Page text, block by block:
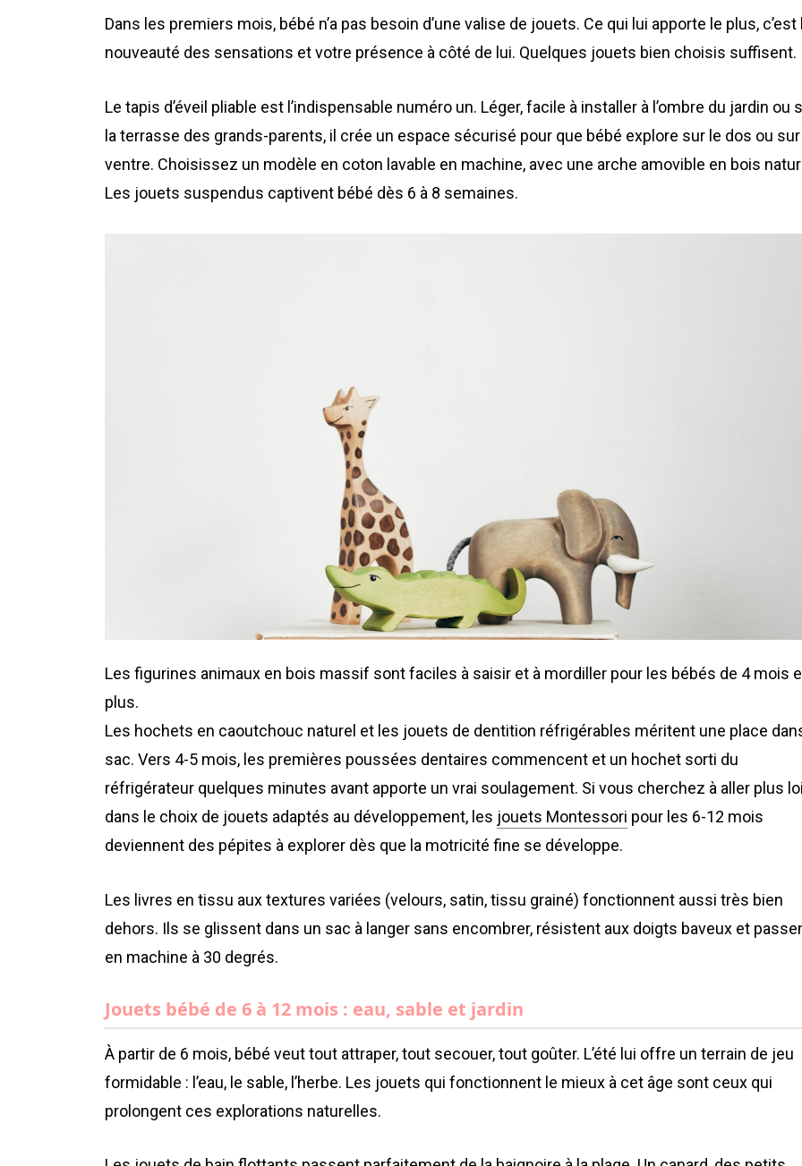
Dans les premiers mois, bébé n’a pas besoin d’une valise de jouets. Ce qui lui apporte le plus, c’est
nouveauté des sensations et votre présence à côté de lui. Quelques jouets bien choisis suffisent.
Le tapis d’éveil pliable est l’indispensable numéro un. Léger, facile à installer à l’ombre du jardin ou
la terrasse des grands-parents, il crée un espace sécurisé pour que bébé explore sur le dos ou
ventre. Choisissez un modèle en coton lavable en machine, avec une arche amovible en bois
Les jouets suspendus captivent bébé dès 6 à 8 semaines.
Les figurines animaux en bois massif sont faciles à saisir et à mordiller pour les bébés de 4 mois
plus.
Les hochets en caoutchouc naturel et les jouets de dentition réfrigérables méritent une place
sac. Vers 4-5 mois, les premières poussées dentaires commencent et un hochet sorti du
réfrigérateur quelques minutes avant apporte un vrai soulagement. Si vous cherchez à aller plus
dans le choix de jouets adaptés au développement, les jouets Montessori pour les 6-12 mois
deviennent des pépites à explorer dès que la motricité fine se développe.
Les livres en tissu aux textures variées (velours, satin, tissu grainé) fonctionnent aussi très bien
dehors. Ils se glissent dans un sac à langer sans encombrer, résistent aux doigts baveux et
en machine à 30 degrés.
Jouets bébé de 6 à 12 mois : eau, sable et jardin
À partir de 6 mois, bébé veut tout attraper, tout secouer, tout goûter. L’été lui offre un terrain de jeu
formidable : l’eau, le sable, l’herbe. Les jouets qui fonctionnent le mieux à cet âge sont ceux qui
prolongent ces explorations naturelles.